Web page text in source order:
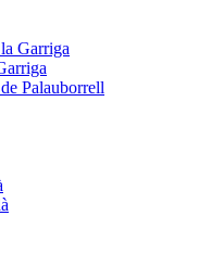
Garriga
Palauborrell